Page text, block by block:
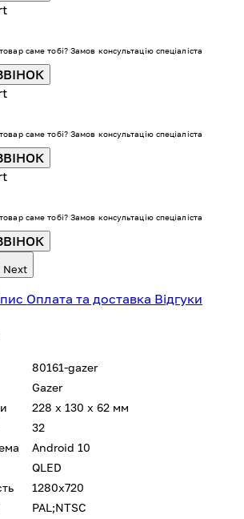
саме тобі? Замов консультацію спеціаліста
саме тобі? Замов консультацію спеціаліста
саме тобі? Замов консультацію спеціаліста
Next
Оплата та доставка Відгуки
80161-gazer
Gazer
228 х 130 х 62 мм
32
Android 10
QLED
1280x720
PAL;NTSC